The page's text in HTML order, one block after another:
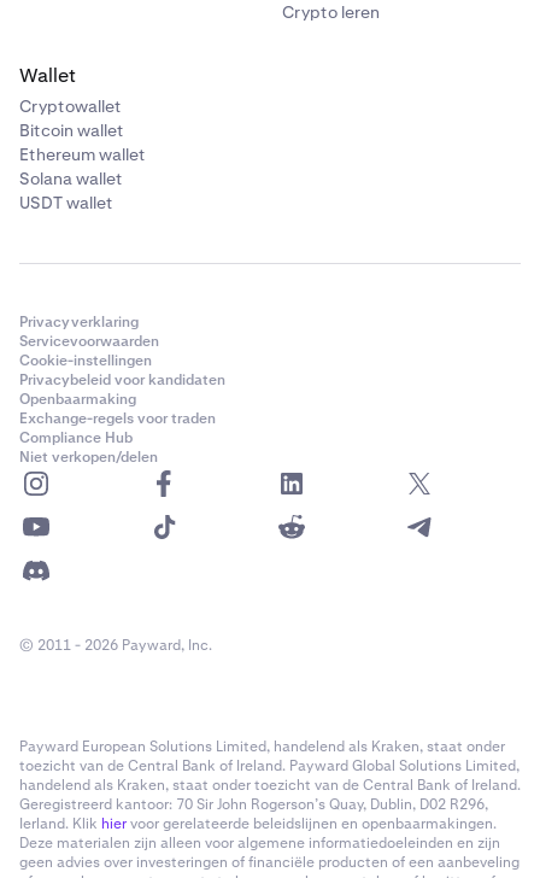
Crypto leren
Wallet
Cryptowallet
Bitcoin wallet
Ethereum wallet
Solana wallet
USDT wallet
Privacyverklaring
Servicevoorwaarden
Cookie-instellingen
Privacybeleid voor kandidaten
Openbaarmaking
Exchange-regels voor traden
Compliance Hub
Niet verkopen/delen
© 2011 - 2026 Payward, Inc.
Payward European Solutions Limited, handelend als Kraken, staat onder
toezicht van de Central Bank of Ireland. Payward Global Solutions Limited,
handelend als Kraken, staat onder toezicht van de Central Bank of Ireland.
Geregistreerd kantoor: 70 Sir John Rogerson’s Quay, Dublin, D02 R296,
Ierland. Klik hiervoor gerelateerde beleidslijnen en openbaarmakingen.
Deze materialen zijn alleen voor algemene informatiedoeleinden en zijn
geen advies over investeringen of financiële producten of een aanbeveling